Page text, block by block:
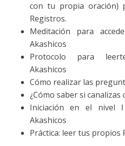
con tu propia oración)
Registros.
Meditación para
Akashicos
Protocolo para
Akashicos
Cómo realizar las
¿Cómo saber si canalizas
Iniciación en el nivel
Akashicos
Práctica: leer tus propios